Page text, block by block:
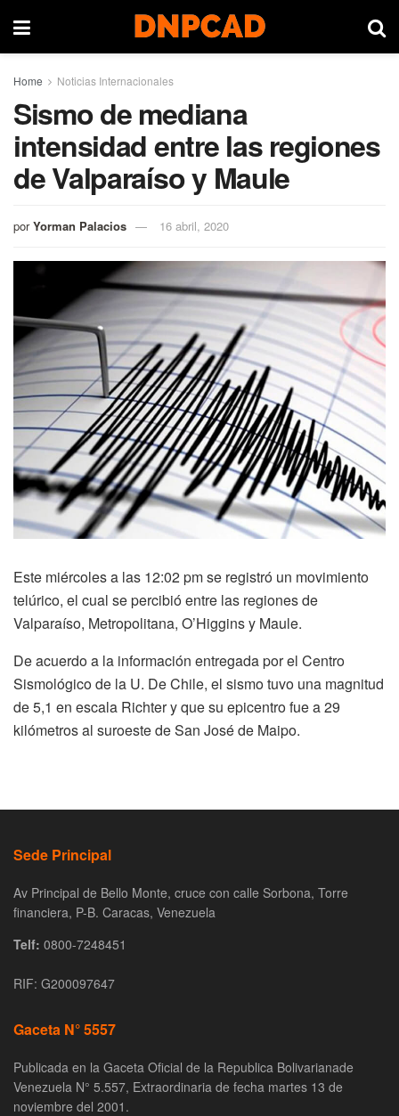
Home Noticias Internacionales
Sismo de mediana
intensidad entre las regiones
de Valparaíso y Maule
por Yorman Palacios 16 abril, 2020
Este miércoles a las 12:02 pm se registró un movimiento
telúrico, el cual se percibió entre las regiones de
Valparaíso, Metropolitana, O’Higgins y Maule.
De acuerdo a la información entregada por el Centro
Sismológico de la U. De Chile, el sismo tuvo una magnitud
de 5,1 en escala Richter y que su epicentro fue a 29
kilómetros al suroeste de San José de Maipo.
Sede Principal
Av Principal de Bello Monte, cruce con calle Sorbona, Torre
financiera, P-B. Caracas, Venezuela
Telf: 0800-7248451
RIF: G200097647
Gaceta N° 5557
Publicada en la Gaceta Oficial de la Republica Bolivarianade
Venezuela N° 5.557, Extraordinaria de fecha martes 13 de
noviembre del 2001.